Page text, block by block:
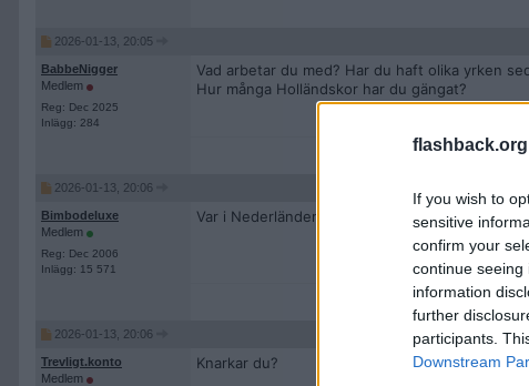
If you wish to
sensitive
confirm your
continue seeing
information
further
participants.
Downstream
2026-01-13, 20:05
BabbeNigger
Medlem
Reg: Dec 2025
Inlägg: 284
Vad arbetar du med? Har du haft olika yrken
Hur många Holländskor har du gängat?
2026-01-13, 20:06
Bimbodeluxe
Medlem
Reg: Dec 2006
Inlägg: 15 571
Var i Nederländerna bor du?
2026-01-13, 20:06
Trevligt.konto
Medlem
Knarkar du?